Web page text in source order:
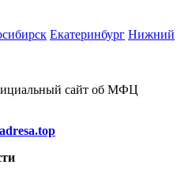
Екатеринбург Нижний
сайт об МФЦ